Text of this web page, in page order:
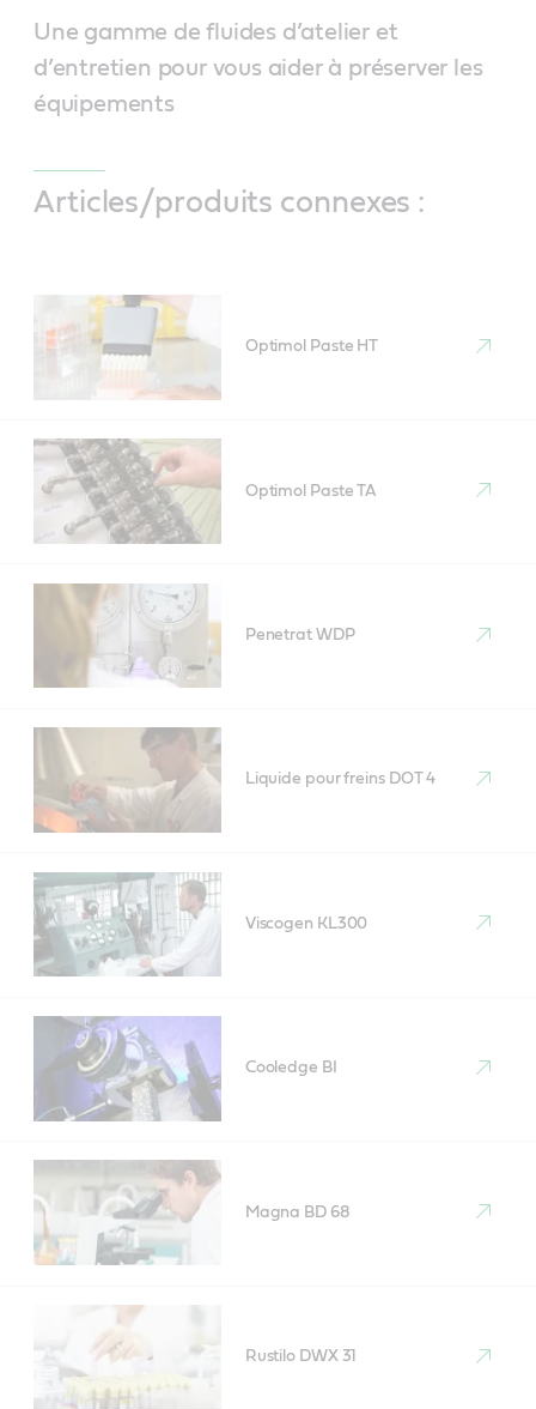
Une gamme de fluides d’atelier et
d’entretien pour vous aider à préserver les
équipements
Articles/produits connexes :
Optimol Paste HT
Optimol Paste TA
Penetrat WDP
Liquide pour freins DOT 4
Viscogen KL300
Cooledge BI
Magna BD 68
Rustilo DWX 31